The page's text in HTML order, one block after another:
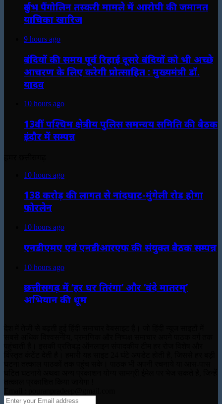
दुर्लभ पैंगोलिन तस्करी मामले में आरोपी की जमानत
याचिका खारिज
9 hours ago
बंदियों की समय पूर्व रिहाई दूसरे बंदियों को भी अच्छे
आचरण के लिए करेगी प्रोत्साहित : मुख्यमंत्री डॉ.
यादव
10 hours ago
13वीं पश्चिम क्षेत्रीय पुलिस समन्वय समिति की बैठक
इंदौर में सम्पन्न
10 hours ago
138 करोड़ की लागत से नांदघाट-मुंगेली रोड होगा
फोरलेन
10 hours ago
एनडीएमए एवं एनडीआरएफ की संयुक्त बैठक सम्पन्न
10 hours ago
छत्तीसगढ़ में ‘हर घर तिरंगा’ और ‘वंदे मातरम्’
अभियान की धूम
Enter